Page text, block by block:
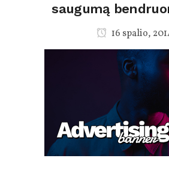
saugumą
16 spalio,